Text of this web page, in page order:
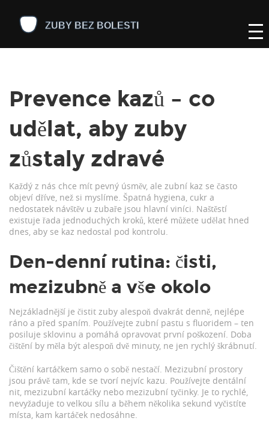
Prevence kazů – co
udělat, aby zuby
zůstaly zdravé
Každý z nás chce mít pevný úsměv, ale zubní kaz se často
objeví dříve, než si myslíme. Špatná hygiena, cukr a
nedostatek návštěv u zubaře jsou hlavní viníci. Naštěstí
existuje řada jednoduchých kroků, které můžete udělat hned
dnes, aby se kaz nedostal pod kontrolu.
Den‑denní rutina: čisti,
mezizubně a vše okolo
Nejzákladnější je čistit zuby alespoň dvakrát denně, nejlépe
ráno a před spaním. Používejte zubní pastu s fluoridem – ten
posiluje sklovinu a pomáhá opravovat první poškození. Doba
čištění by měla být alespoň dvě minuty, ne jen rychlý škrábnutí.
Čištění kartáčkem samo o sobě nestačí. Mezizubní prostory
jsou právě tam, kde se tvorí nejvíc kazu. Používejte dentální
nit, mezizubní kartáčky nebo mezizubní tyčinky. Je to rychlé,
nevyžaduje to velkou sílu a během několika sekund vyčistíte
místa, kam kartáček nedosáhne.